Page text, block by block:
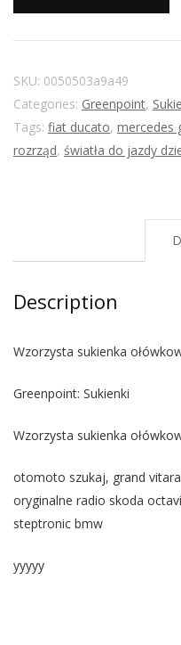
SKU: 0050503a9a49
Categories: Greenpoint,
Tags: fiat ducato, mercedes
rozrząd, światła do jazdy
Description
Wzorzysta sukienka
Greenpoint: Sukienki
Wzorzysta sukienka
otomoto szukaj, grand
oryginalne radio skoda
steptronic bmw
yyyyy